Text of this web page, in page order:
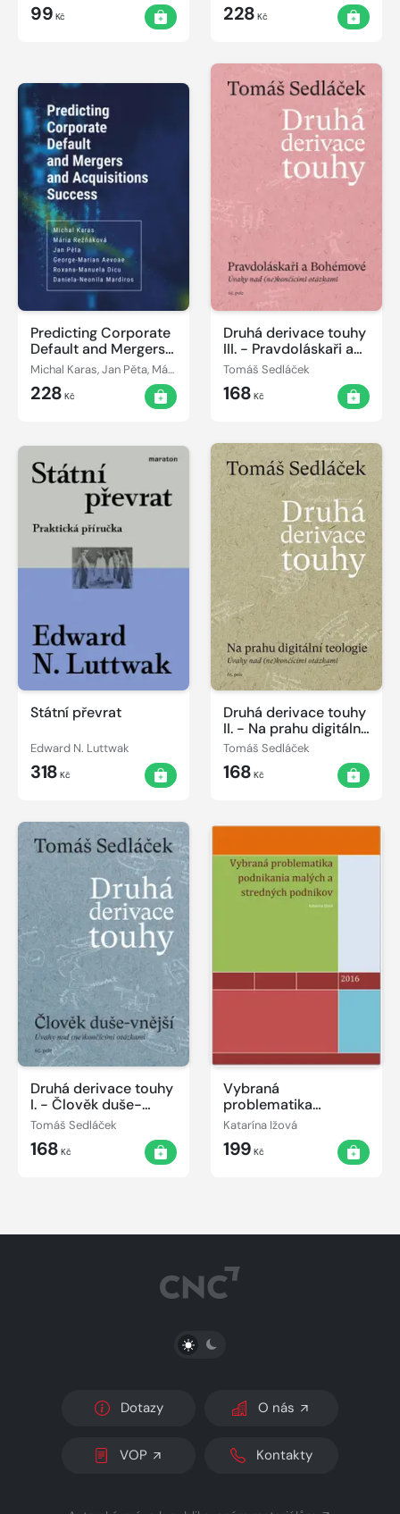
99 Kč 228 Kč
Predicting Corporate
Default and Mergers
and Acquisitions
Michal Karas, Jan Pěta, Mária Režňáková
228 Kč
Druhá derivace touhy
III. - Pravdoláskaři a
Bohémové
Tomáš Sedláček
168 Kč
Státní převrat
Edward N. Luttwak
318 Kč
Druhá derivace touhy
II. - Na prahu digitální
teologie
Tomáš Sedláček
168 Kč
Druhá derivace touhy
I. - Člověk duše-
vnější
Tomáš Sedláček
168 Kč
Vybraná
problematika
podnikania malých a
stredných podnikov
Katarína Ižová
199 Kč
PŘEPNOUT SVĚTLÝ/TMAVÝ REŽIM
Dotazy O nás
VOP Kontakty